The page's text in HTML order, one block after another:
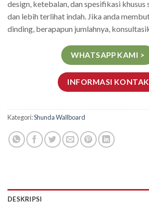
design, ketebalan, dan spesifikasi khusus
dan lebih terlihat indah. Jika anda
dinding, berapapun jumlahnya,
WHATSAPP KAMI >
INFORMASI
Kategori:Shunda Wallboard
DESKRIPSI